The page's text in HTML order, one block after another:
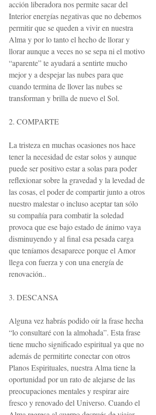
acción liberadora nos permite sacar del
Interior energías negativas que no debemos
permitir que se queden a vivir en nuestra
Alma y por lo tanto el hecho de llorar y
llorar aunque a veces no se sepa ni el motivo
“aparente” te ayudará a sentirte mucho
mejor y a despejar las nubes para que
cuando termina de llover las nubes se
transforman y brilla de nuevo el Sol.
2. COMPARTE
La tristeza en muchas ocasiones nos hace
tener la necesidad de estar solos y aunque
puede ser positivo estar a solas para poder
reflexionar sobre la gravedad y la levedad de
las cosas, el poder de compartir junto a otros
nuestro malestar o incluso aceptar tan sólo
su compañía para combatir la soledad
provoca que ese bajo estado de ánimo vaya
disminuyendo y al final esa pesada carga
que teníamos desaparece porque el Amor
llega con fuerza y con una energía de
renovación..
3. DESCANSA
Alguna vez habrás podido oír la frase hecha
“lo consultaré con la almohada”. Esta frase
tiene mucho significado espiritual ya que no
además de permitirte conectar con otros
Planos Espirituales, nuestra Alma tiene la
oportunidad por un rato de alejarse de las
preocupaciones mentales y respirar aire
fresco y renovado del Universo. Cuando el